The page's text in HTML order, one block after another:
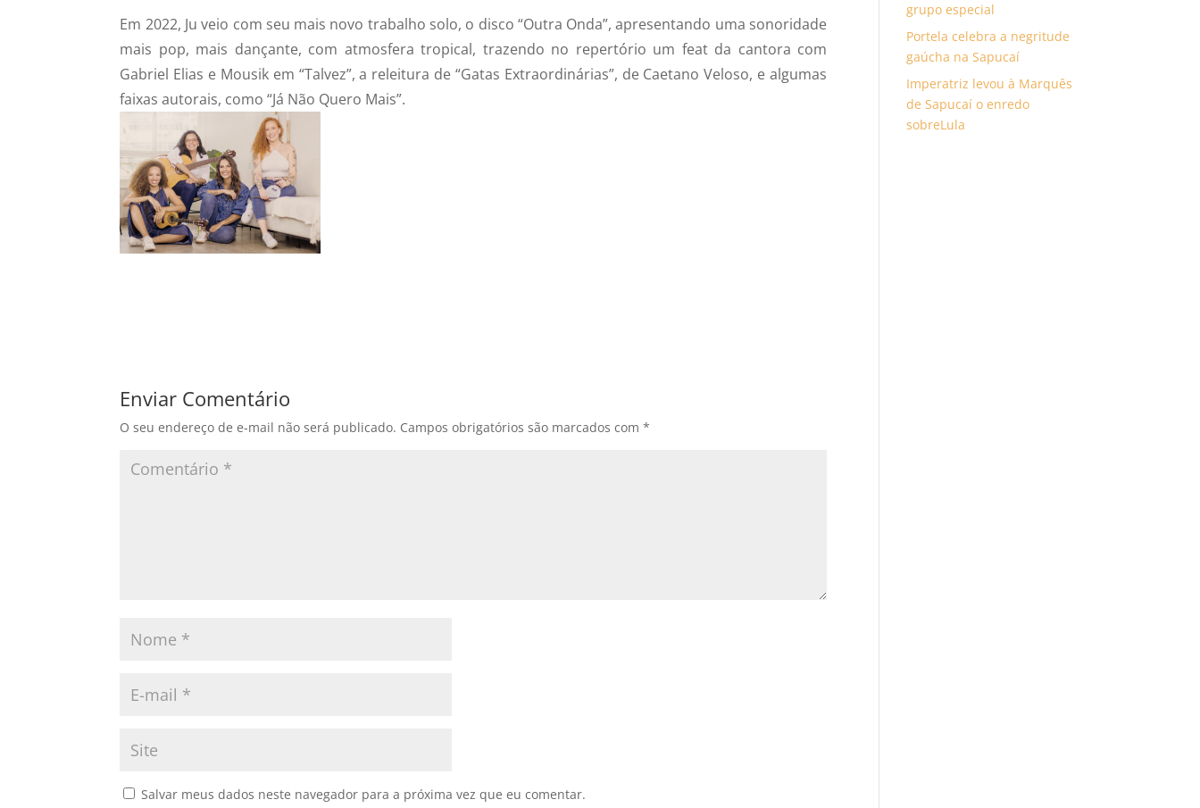
Em 2022, Ju veio com seu mais novo trabalho solo, o disco “Outra Onda”, apresentando uma sonoridade
mais pop, mais dançante, com atmosfera tropical, trazendo no repertório um feat da cantora com
Gabriel Elias e Mousik em “Talvez”, a releitura de “Gatas Extraordinárias”, de Caetano Veloso, e algumas
faixas autorais, como “Já Não Quero Mais”.
Enviar Comentário
O seu endereço de e-mail não será publicado. Campos obrigatórios são marcados com*
Salvar meus dados neste navegador para a próxima vez que eu comentar.
grupo especial
Portela celebra a negritude
gaúcha na Sapucaí
Imperatriz levou à Marquês
de Sapucaí o enredo
sobreLula